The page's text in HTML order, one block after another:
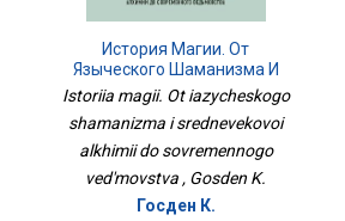
История Магии. От
Языческого Шаманизма И
Средневековой Алхимии До
Современного Ведьмовства
Istoriia magii. Ot iazycheskogo
shamanizma i srednevekovoi
alkhimii do sovremennogo
ved'movstva , Gosden K.
Госден К.